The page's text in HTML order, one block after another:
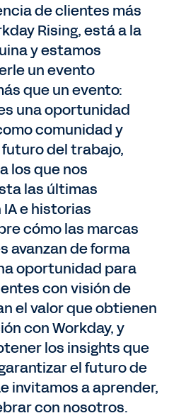
de clientes más
Rising, está a la
y estamos
un evento
que un evento:
una oportunidad
comunidad y
del trabajo,
los que nos
las últimas
e historias
cómo las marcas
avanzan de forma
oportunidad para
con visión de
el valor que obtienen
con Workday, y
los insights que
el futuro de
invitamos a aprender,
con nosotros.